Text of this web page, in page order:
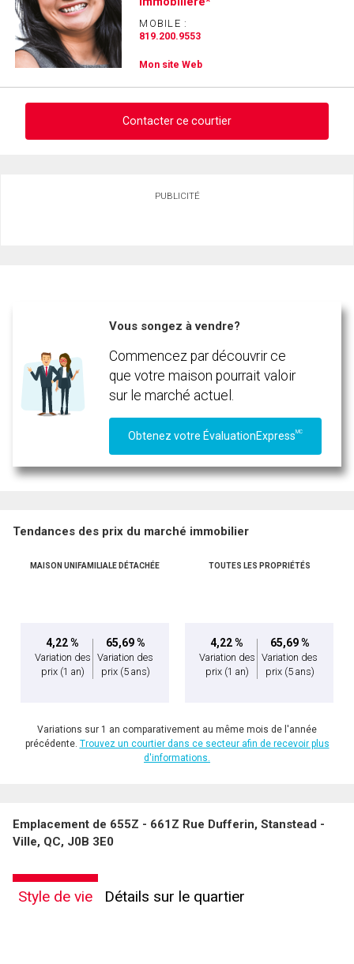
Courriel
Téléphone
(Optionnel)
Message
En cliquant sur le bouton « soumettre », vous consentez à nos conditions d'utilisation et
MOBILE :
819.200.9553
Mon site Web
Contacter ce courtier
PUBLICITÉ
Vous songez à vendre?
Commencez par découvrir ce
que votre maison pourrait valoir
sur le marché actuel.
Obtenez votre ÉvaluationExpressMC
Tendances des prix du marché immobilier
MAISON UNIFAMILIALE DÉTACHÉE
4,22 %
Variation des
prix (1 an)
65,69 %
Variation des
prix (5 ans)
TOUTES LES PROPRIÉTÉS
4,22 %
Variation des
prix (1 an)
65,69 %
Variation des
prix (5 ans)
Variations sur 1 an comparativement au même mois de l'année
précédente. Trouvez un courtier dans ce secteur afin de recevoir plus
d'informations.
Emplacement de 655Z - 661Z Rue Dufferin, Stanstead -
Ville, QC, J0B 3E0
Style de vie Détails sur le quartier